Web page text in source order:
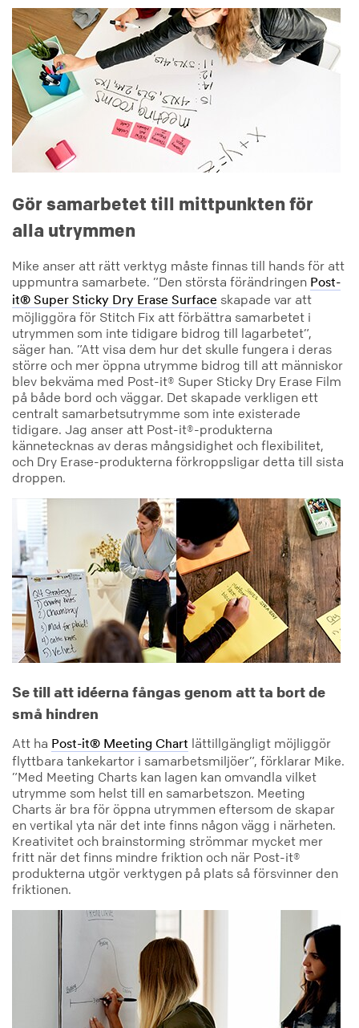
Gör samarbetet till mittpunkten för
alla utrymmen
Mike anser att rätt verktyg måste finnas till hands för att
uppmuntra samarbete. ”Den största förändringen Post-
it® Super Sticky Dry Erase Surface skapade var att
möjliggöra för Stitch Fix att förbättra samarbetet i
utrymmen som inte tidigare bidrog till lagarbetet”,
säger han. ”Att visa dem hur det skulle fungera i deras
större och mer öppna utrymme bidrog till att människor
blev bekväma med Post-it® Super Sticky Dry Erase Film
på både bord och väggar. Det skapade verkligen ett
centralt samarbetsutrymme som inte existerade
tidigare. Jag anser att Post-it®-produkterna
kännetecknas av deras mångsidighet och flexibilitet,
och Dry Erase-produkterna förkroppsligar detta till sista
droppen.
Se till att idéerna fångas genom att ta bort de
små hindren
Att ha Post-it® Meeting Chart lättillgängligt möjliggör
flyttbara tankekartor i samarbetsmiljöer”, förklarar Mike.
”Med Meeting Charts kan lagen kan omvandla vilket
utrymme som helst till en samarbetszon. Meeting
Charts är bra för öppna utrymmen eftersom de skapar
en vertikal yta när det inte finns någon vägg i närheten.
Kreativitet och brainstorming strömmar mycket mer
fritt när det finns mindre friktion och när Post-it®
produkterna utgör verktygen på plats så försvinner den
friktionen.